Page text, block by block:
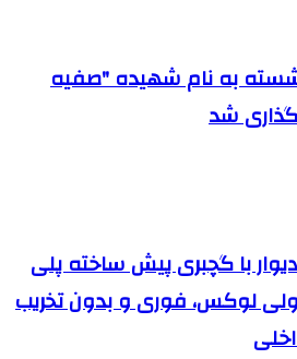
نشسته به نام شهیده "صفیه
شد
با گچبری پیش ساخته پلی
لوکس، فوری و بدون تخریب